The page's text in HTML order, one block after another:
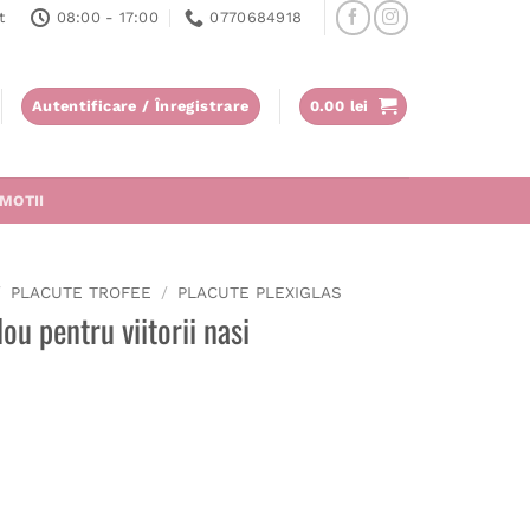
08:00 - 17:00 0770684918
Autentificare / Înregistrare 0.00 lei
PLACUTE TROFEE / PLACUTE PLEXIGLAS
pentru viitorii nasi